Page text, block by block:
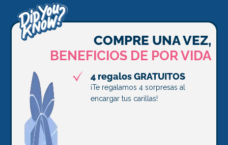
COMPRE UNA VEZ,
BENEFICIOS DE POR VIDA
4 regalos GRATUITOS
¡Te regalamos 4 sorpresas al
encargar tus carillas!